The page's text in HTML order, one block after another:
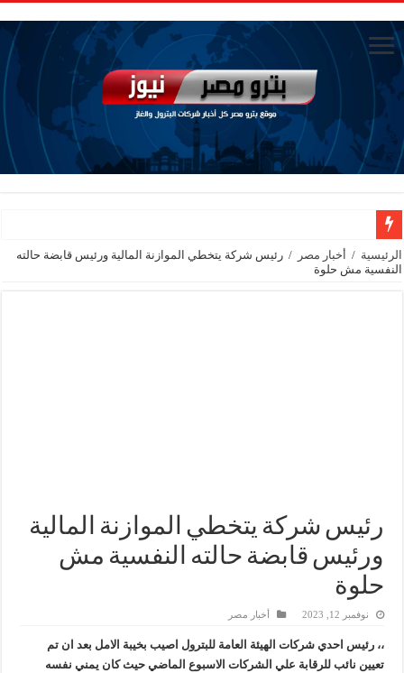
الاستغناء عن خمسة موظفين في مكتب الوزير
الرئيسية / أخبار مصر / رئيس شركة يتخطي الموازنة المالية ورئيس قابضة حالته
النفسية مش حلوة
رئيس شركة يتخطي الموازنة المالية
ورئيس قابضة حالته النفسية مش
حلوة
نوفمبر 12, 2023 أخبار مصر
،، رئيس احدي شركات الهيئة العامة للبترول اصيب بخيبة الامل بعد ان تم
تعيين نائب للرقابة علي الشركات الاسبوع الماضي حيث كان يمني نفسه